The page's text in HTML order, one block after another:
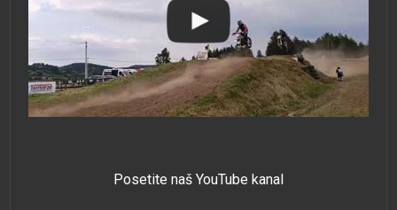
Posetite naš YouTube kanal